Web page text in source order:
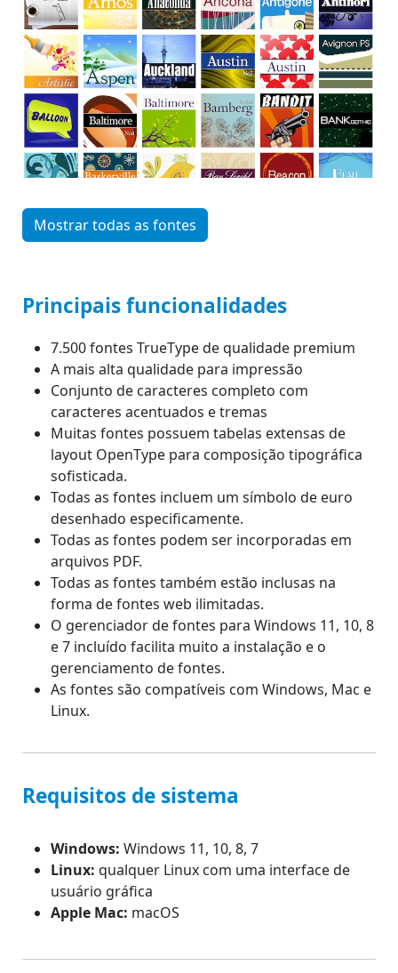
Mostrar todas as fontes
Principais funcionalidades
7.500 fontes TrueType de qualidade premium
A mais alta qualidade para impressão
Conjunto de caracteres completo com
caracteres acentuados e tremas
Muitas fontes possuem tabelas extensas de
layout OpenType para composição tipográfica
sofisticada.
Todas as fontes incluem um símbolo de euro
desenhado especificamente.
Todas as fontes podem ser incorporadas em
arquivos PDF.
Todas as fontes também estão inclusas na
forma de fontes web ilimitadas.
O gerenciador de fontes para Windows 11, 10, 8
e 7 incluído facilita muito a instalação e o
gerenciamento de fontes.
As fontes são compatíveis com Windows, Mac e
Linux.
Requisitos de sistema
Windows: Windows 11, 10, 8, 7
Linux: qualquer Linux com uma interface de
usuário gráfica
Apple Mac: macOS